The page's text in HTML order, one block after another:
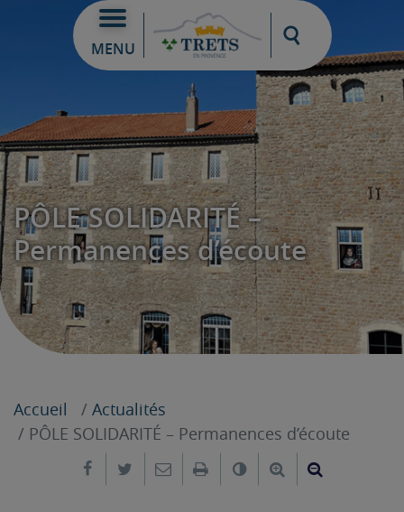
MENU
Moteur de
PÔLE SOLIDARITÉ –
Permanences d’écoute
Accueil
Actualités
PÔLE SOLIDARITÉ – Permanences d’écoute
Partager sur Facebook
Partager sur Twitter
Envoyer par e-mail
ImprimerChanger leAgrandir le